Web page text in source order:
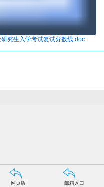
究生入学考试复试分数线.doc
网页版 邮箱入口